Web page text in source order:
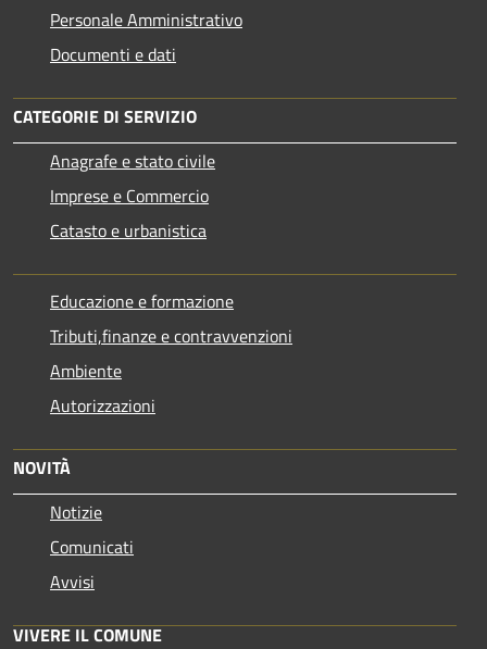
Personale Amministrativo
Documenti e dati
CATEGORIE DI SERVIZIO
Anagrafe e stato civile
Imprese e Commercio
Catasto e urbanistica
Educazione e formazione
Tributi,finanze e contravvenzioni
Ambiente
Autorizzazioni
NOVITÀ
Notizie
Comunicati
Avvisi
VIVERE IL COMUNE